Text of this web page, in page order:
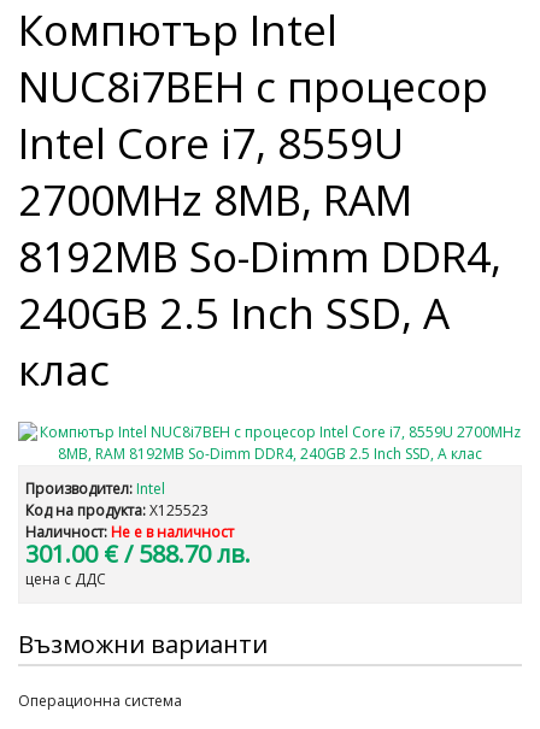
Компютър Intel
NUC8i7BEH с процесор
Intel Core i7, 8559U
2700MHz 8MB, RAM
8192MB So-Dimm DDR4,
240GB 2.5 Inch SSD, A
клас
Производител: Intel
Код на продукта:X125523
Наличност: Не е в наличност
301.00 €/ 588.70 лв.
цена с ДДС
Възможни варианти
Операционна система